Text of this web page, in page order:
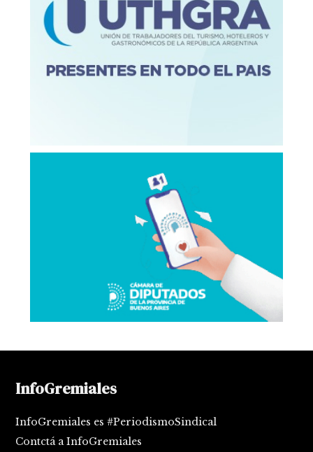
InfoGremiales
InfoGremiales es #PeriodismoSindical
Contctá a InfoGremiales